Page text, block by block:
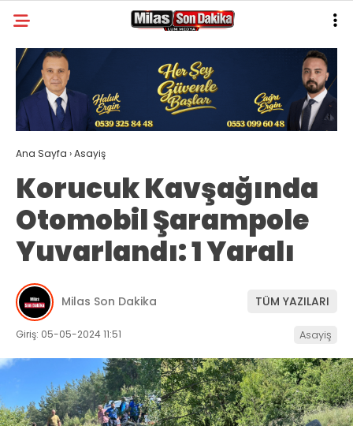
26.4
GALERİ YAZARLAR
MILAS
MUĞLA’DAN
ASAYIŞ
GÜNDEM
EKONOMI
SPOR
VEFAT
İLETIŞIM
KÜNYE
Ana Sayfa ›Asayiş
Korucuk Kavşağında
Otomobil Şarampole
Yuvarlandı: 1 Yaralı
Milas Son Dakika TÜM YAZILARI
Giriş: 05-05-2024 11:51 Asayiş